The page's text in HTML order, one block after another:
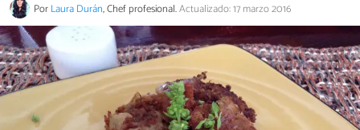
PorLaura Durán, Chef profesional.Actualizado: 17 marzo 2016